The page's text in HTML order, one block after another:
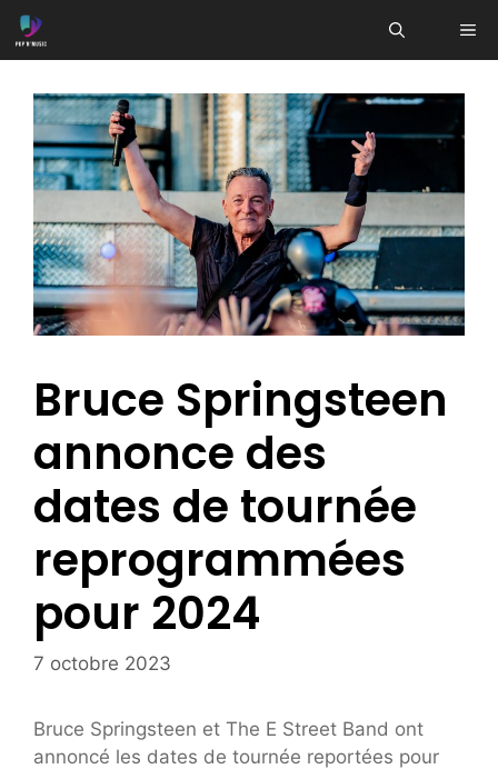
Aller
au
Bruce Springsteen
annonce des
dates de tournée
reprogrammées
pour 2024
7 octobre 2023
Bruce Springsteen et The E Street Band ont
annoncé les dates de tournée reportées pour